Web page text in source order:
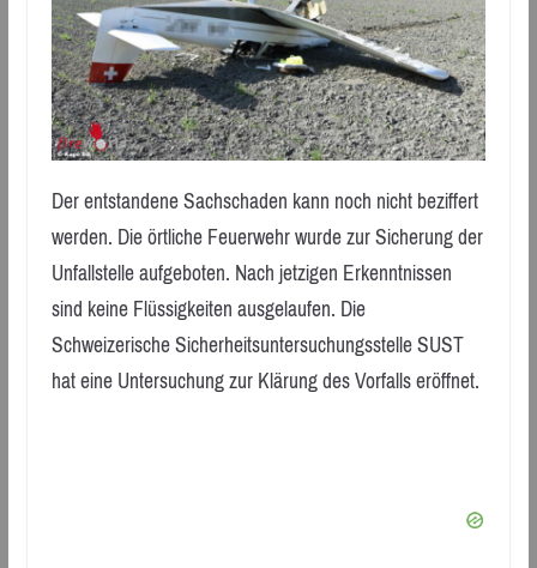
Der entstandene Sachschaden kann noch nicht beziffert
werden. Die örtliche Feuerwehr wurde zur Sicherung der
Unfallstelle aufgeboten. Nach jetzigen Erkenntnissen
sind keine Flüssigkeiten ausgelaufen. Die
Schweizerische Sicherheitsuntersuchungsstelle SUST
hat eine Untersuchung zur Klärung des Vorfalls eröffnet.